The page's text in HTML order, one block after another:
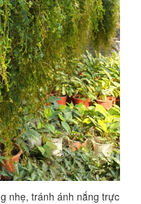
nhẹ, tránh ánh nắng trực